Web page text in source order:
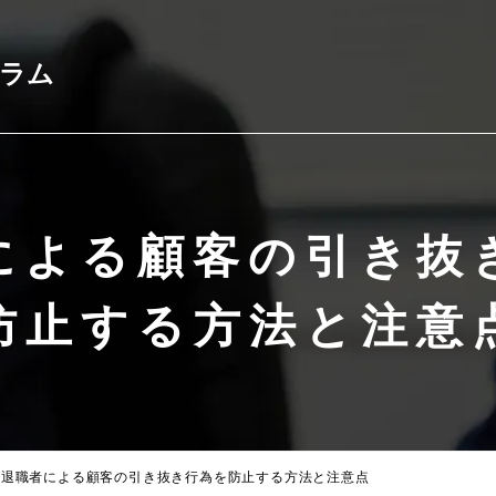
ム
よる顧客の引き抜
止する方法と注意
退職者による顧客の引き抜き行為を 防止する方法と注意点